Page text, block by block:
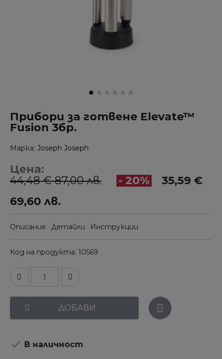
Прибори за готвене Elevate™
Fusion 3бр.
Марка Joseph Joseph
Цена:
44,48 € 87,00 лв.
- 20%
35,59 €
69,60 лв.
Описание Детайли Инструкции
Код на продукта 10569
ДОБАВИ
 В наличност